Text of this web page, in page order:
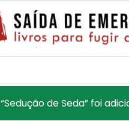
“Sedução de Seda” foi